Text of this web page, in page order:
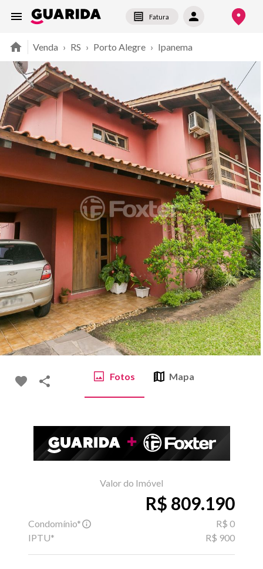
Fatura
Venda › RS › Porto Alegre › Ipanema
Fotos Mapa
Valor do Imóvel
R$ 809.190
Condomínio*
R$ 0
IPTU*
R$ 900